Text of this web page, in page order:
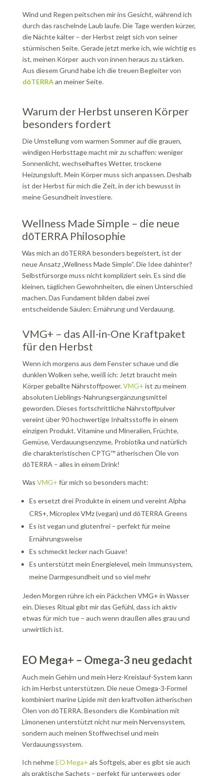
Wind und Regen peitschen mir ins Gesicht, während ich
durch das raschelnde Laub laufe. Die Tage werden kürzer,
die Nächte kälter – der Herbst zeigt sich von seiner
stürmischen Seite. Gerade jetzt merke ich, wie wichtig es
ist, meinen Körper auch von innen heraus zu stärken.
Aus diesem Grund habe ich die treuen Begleiter von
dōTERRAan meiner Seite.
Warum der Herbst unseren Körper
besonders fordert
Die Umstellung vom warmen Sommer auf die grauen,
windigen Herbsttage macht mir zu schaffen: weniger
Sonnenlicht, wechselhaftes Wetter, trockene
Heizungsluft. Mein Körper muss sich anpassen. Deshalb
ist der Herbst für mich die Zeit, in der ich bewusst in
meine Gesundheit investiere.
Wellness Made Simple – die neue
dōTERRA Philosophie
Was mich an dōTERRA besonders begeistert, ist der
neue Ansatz „Wellness Made Simple“. Die Idee dahinter?
Selbstfürsorge muss nicht kompliziert sein. Es sind die
kleinen, täglichen Gewohnheiten, die einen Unterschied
machen. Das Fundament bilden dabei zwei
entscheidende Säulen: Ernährung und Verdauung.
VMG+ – das All-in-One Kraftpaket
für den Herbst
Wenn ich morgens aus dem Fenster schaue und die
dunklen Wolken sehe, weiß ich: Jetzt braucht mein
Körper geballte Nährstoffpower.VMG+ ist zu meinem
absoluten Lieblings-Nahrungsergänzungsmittel
geworden. Dieses fortschrittliche Nährstoffpulver
vereint über 90 hochwertige Inhaltsstoffe in einem
einzigen Produkt. Vitamine und Mineralien, Früchte,
Gemüse, Verdauungsenzyme, Probiotika und natürlich
die charakteristischen CPTG™ ätherischen Öle von
dōTERRA – alles in einem Drink!
Was VMG+ für mich so besonders macht:
Es ersetzt drei Produkte in einem und vereint Alpha
CRS+, Microplex VMz (vegan) und dōTERRA Greens
Es ist vegan und glutenfrei – perfekt für meine
Ernährungsweise
Es schmeckt lecker nach Guave!
Es unterstützt mein Energielevel, mein Immunsystem,
meine Darmgesundheit und so viel mehr
Jeden Morgen rühre ich ein Päckchen VMG+ in Wasser
ein. Dieses Ritual gibt mir das Gefühl, dass ich aktiv
etwas für mich tue – auch wenn draußen alles grau und
unwirtlich ist.
EO Mega+ – Omega-3 neu gedacht
Auch mein Gehirn und mein Herz-Kreislauf-System kann
ich im Herbst unterstützen. Die neue Omega-3-Formel
kombiniert marine Lipide mit den kraftvollen ätherischen
Ölen von dōTERRA. Besonders die Kombination mit
Limonenen unterstützt nicht nur mein Nervensystem,
sondern auch meinen Stoffwechsel und mein
Verdauungssystem.
Ich nehmeEO Mega+ als Softgels, aber es gibt sie auch
als praktische Sachets – perfekt für unterwegs oder